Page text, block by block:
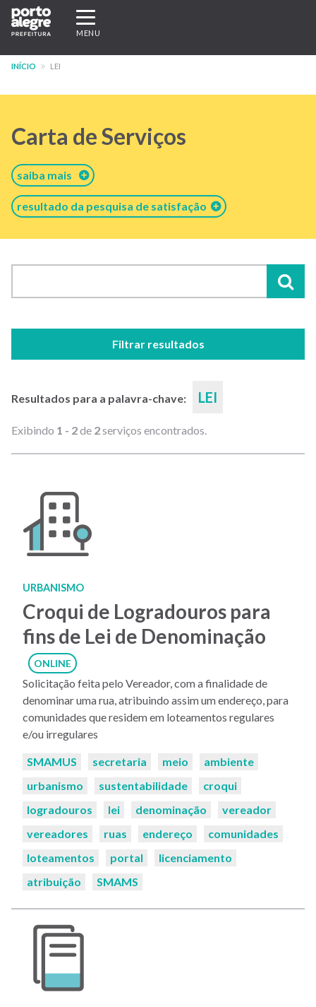
Pular
para
conteúdo
Expandir/recolher
navegação
MENU
INÍCIO LEI
Carta de Serviços
saiba mais
resultado da pesquisa de satisfação
Filtrar resultados
Resultados para a palavra-chave: LEI
Exibindo 1 - 2de 2serviços encontrados.
URBANISMO
Croqui de Logradouros para
fins de Lei de Denominação
ONLINE
Solicitação feita pelo Vereador, com a finalidade de
denominar uma rua, atribuindo assim um endereço, para
comunidades que residem em loteamentos regulares
e/ou irregulares
Palavras-
SMAMUS secretaria meio
ambiente
urbanismo
sustentabilidade
croqui
logradouros
lei denominação
vereador
vereadores
ruas endereço
comunidades
loteamentos
portal
licenciamento
atribuição
SMAMS